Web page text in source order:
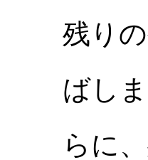
残り
ばし
らに